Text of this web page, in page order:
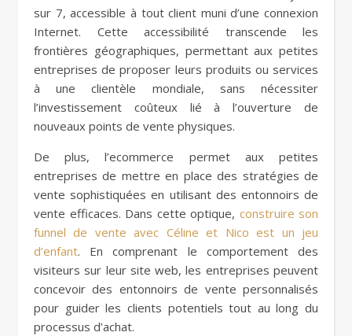
sur 7, accessible à tout client muni d’une connexion
Internet. Cette accessibilité transcende les
frontières géographiques, permettant aux petites
entreprises de proposer leurs produits ou services
à une clientèle mondiale, sans nécessiter
l’investissement coûteux lié à l’ouverture de
nouveaux points de vente physiques.
De plus, l’ecommerce permet aux petites
entreprises de mettre en place des stratégies de
vente sophistiquées en utilisant des entonnoirs de
vente efficaces. Dans cette optique, construire son
funnel de vente avec Céline et Nico est un jeu
d’enfant. En comprenant le comportement des
visiteurs sur leur site web, les entreprises peuvent
concevoir des entonnoirs de vente personnalisés
pour guider les clients potentiels tout au long du
processus d’achat.